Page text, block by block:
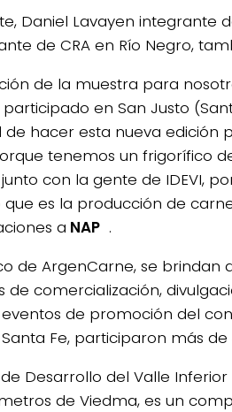
Daniel Lavayen integrante
de CRA en Río Negro,
de la muestra para
en San Justo
de hacer esta nueva edición
tenemos un frigorífico
con la gente de IDEVI,
es la producción de
a NAP .
de ArgenCarne, se brindan
de comercialización,
de promoción del
Fe, participaron más de
de Desarrollo del Valle
de Viedma, es un